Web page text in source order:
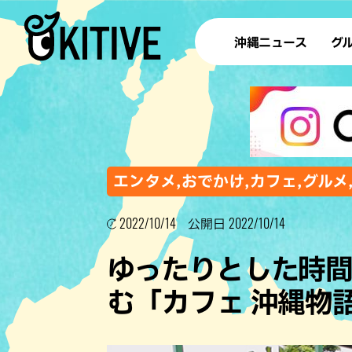
沖縄ニュース グ
ラ
テイ
すし
沖
ステー
その他
エンタメ,おでかけ,カフェ,グル
2022/10/14 公開日 2022/10/14
ゆったりとした時
む「カフェ 沖縄物